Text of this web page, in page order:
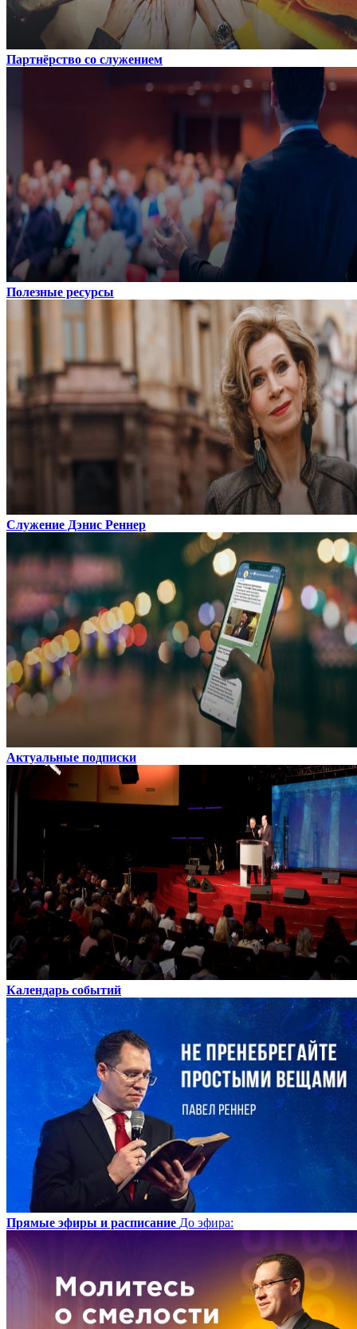
Партнёрство со служением
Полезные ресурсы
Служение Дэнис Реннер
Актуальные подписки
Календарь событий
Прямые эфиры и расписание До эфира: